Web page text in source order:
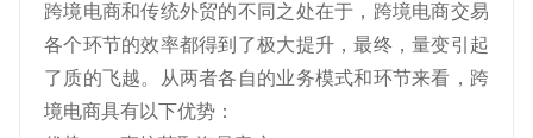
跨境电商和传统外贸的不同之处在于，跨境电商交易
各个环节的效率都得到了极大提升，最终，量变引起
了质的飞越。从两者各自的业务模式和环节来看，跨
境电商具有以下优势：